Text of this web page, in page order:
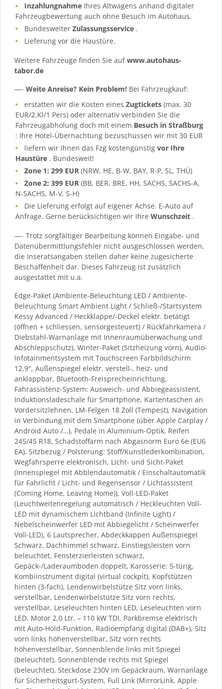
Inzahlungnahme Ihres Altwagens anhand digitaler
Fahrzeugbewertung auch ohne Besuch im Autohaus.
BundesweiterZulassungsservice .
Lieferung vor die Haustüre.
Weitere Fahrzeuge finden Sie aufwww.autohaus-
tabor.de
—- Weite Anreise? Kein Problem! Bei Fahrzeugkauf:
erstatten wir die Kosten einesZugtickets(max. 30
EUR/2.Kl/1 Pers) oder alternativ verbinden Sie die
Fahrzeugabholung doch mit einem Besuch in Straßburg
: Ihre Hotel-Übernachtung bezuschussen wir mit 30 EUR
liefern wir Ihnen das Fzg kostengünstigvor Ihre
Haustüre . Bundesweit!
Zone 1: 299 EUR (NRW, HE, B-W, BAY, R-P, SL, THÜ)
Zone 2: 399 EUR (BB, BER, BRE, HH, SACHS, SACHS-A,
N-SACHS, M-V, S-H)
Die Lieferung erfolgt auf eigener Achse. E-Auto auf
Anfrage. Gerne berücksichtigen wir Ihre Wunschzeit .
—- Trotz sorgfältiger Bearbeitung können Eingabe- und
Datenübermittlungsfehler nicht ausgeschlossen werden,
die Inseratsangaben stellen daher keine zugesicherte
Beschaffenheit dar. Dieses Fahrzeug ist zusätzlich
ausgestattet mit u.a.
Edge-Paket (Ambiente-Beleuchtung LED / Ambiente-
Beleuchtung Smart Ambient Light / Schließ-/Startsystem
Kessy Advanced / Heckklappe/-Deckel elektr. betätigt
(öffnen + schliessen, sensorgesteuert) / Rückfahrkamera /
Diebstahl-Warnanlage mit Innenraumüberwachung und
Abschleppschutz), Winter-Paket (Sitzheizung vorn), Audio-
Infotainmentsystem mit Touchscreen Farbbildschirm
12,9″, Außenspiegel elektr. verstell-, heiz- und
anklappbar, Bluetooth-Freisprecheinrichtung,
Fahrassistenz-System: Ausweich- und Abbiegeassistent,
Induktionsladeschale für Smartphone, Kartentaschen an
Vordersitzlehnen, LM-Felgen 18 Zoll (Tempest), Navigation
in Verbindung mit dem Smartphone (über Apple Carplay /
Android Auto /…), Pedale in Aluminium-Optik, Reifen
245/45 R18, Schadstoffarm nach Abgasnorm Euro 6e (EU6
EA), Sitzbezug / Polsterung: Stoff/Kunstlederkombination,
Wegfahrsperre elektronisch, Licht- und Sicht-Paket
(Innenspiegel mit Abblendautomatik / Einschaltautomatik
für Fahrlicht / Licht- und Regensensor / Lichtassistent
(Coming Home, Leaving Home)), Voll-LED-Paket
(Leuchtweitenregelung automatisch / Heckleuchten Voll-
LED mit dynamischem Lichtband (Infinite Light) /
Nebelscheinwerfer LED mit Abbiegelicht / Scheinwerfer
Voll-LED), 6 Lautsprecher, Abdeckkappen Außenspiegel
Schwarz, Dachhimmel schwarz, Einstiegsleisten vorn
beleuchtet, Fensterzierleisten schwarz,
Gepäck-/Laderaumboden doppelt, Karosserie: 5-türig,
Kombiinstrument digital (virtual cockpit), Kopfstützen
hinten (3-fach), Lendenwirbelstütze Sitz vorn links,
verstellbar, Lendenwirbelstütze Sitz vorn rechts,
verstellbar, Leseleuchten hinten LED, Leseleuchten vorn
LED, Motor 2,0 Ltr. – 110 kW TDI, Parkbremse elektrisch
mit Auto-Hold-Funktion, Radioempfang digital (DAB+), Sitz
vorn links höhenverstellbar, Sitz vorn rechts
höhenverstellbar, Sonnenblende links mit Spiegel
(beleuchtet), Sonnenblende rechts mit Spiegel
(beleuchtet), Steckdose 230V im Gepäckraum, Warnanlage
für Sicherheitsgurt-System, Full Link (MirrorLink, Apple